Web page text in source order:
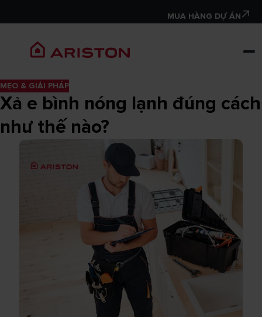
MUA HÀNG DỰ ÁN
MẸO & GIẢI PHÁP
Xả e bình nóng lạnh đúng cách
như thế nào?